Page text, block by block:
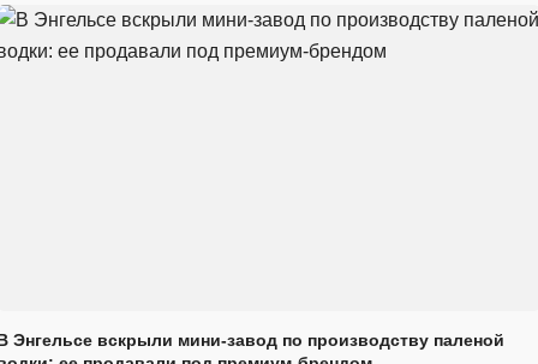
Энгельсе вскрыли мини-завод по производству паленой